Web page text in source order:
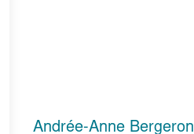
Samantha Pilon